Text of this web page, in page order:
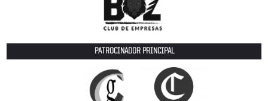
PATROCINADOR PRINCIPAL